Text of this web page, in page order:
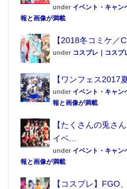
under イベント・キャン
報と画像が満載
【2018冬コミケ／
under コスプレ｜コスプ
【ワンフェス2017
under イベント・キャン
報と画像が満載
【たくさんの兎さ
イベ...
under イベント・キャン
報と画像が満載
【コスプレ】FGO